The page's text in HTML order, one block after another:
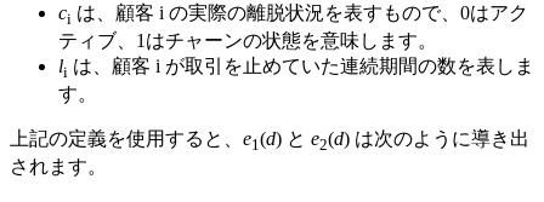
ci は、顧客 i の実際の離脱状況を表すもので、0はアク
ティブ、1はチャーンの状態を意味します。
li は、顧客 i が取引を止めていた連続期間の数を表しま
す。
上記の定義を使用すると、 e1(d) と e2(d) は次のように導き出
されます。